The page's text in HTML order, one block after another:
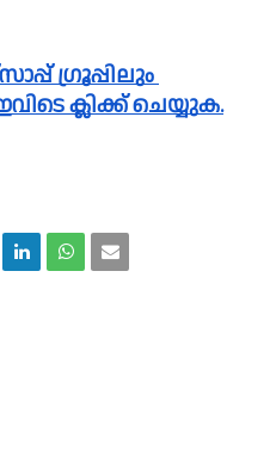
ക്ലിക്ക് ചെയ്യുക.